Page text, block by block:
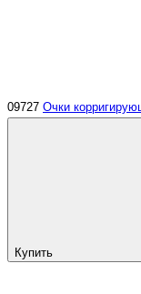
09727 Очки
Купить